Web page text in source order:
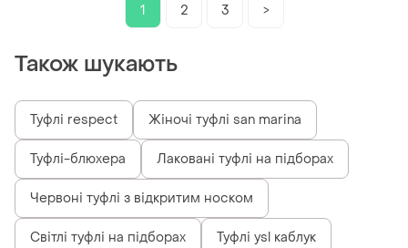
1 2 3 >
Також шукають
Туфлі respect Жіночі туфлі san marina
Туфлі-блюхера Лаковані туфлі на підборах
Червоні туфлі з відкритим носком
Світлі туфлі на підборах Туфлі ysl каблук